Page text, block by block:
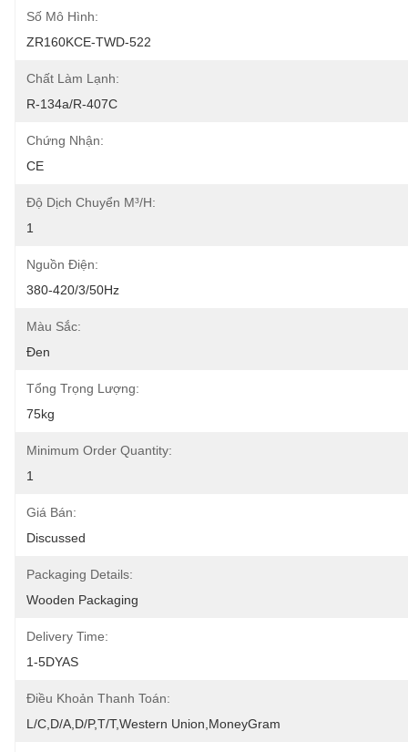
Số Mô Hình:
ZR160KCE-TWD-522
Chất Làm Lạnh:
R-134a/R-407C
Chứng Nhận:
CE
Độ Dịch Chuyển M³/h:
1
Nguồn Điện:
380-420/3/50Hz
Màu Sắc:
Đen
Tổng Trọng Lượng:
75kg
Minimum Order Quantity:
1
Giá Bán:
Discussed
Packaging Details:
Wooden Packaging
Delivery Time:
1-5DYAS
Điều Khoản Thanh Toán:
L/C,D/A,D/P,T/T,Western Union,MoneyGram